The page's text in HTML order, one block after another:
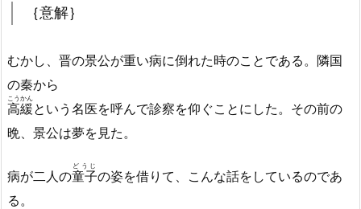
｛意解｝
むかし、晋の景公が重い病に倒れた時のことである。隣国
の秦から
高緩
こうかん
という名医を呼んで診察を仰ぐことにした。その前の
晩、景公は夢を見た。
病が二人の童子
どうじ
の姿を借りて、こんな話をしているのであ
る。